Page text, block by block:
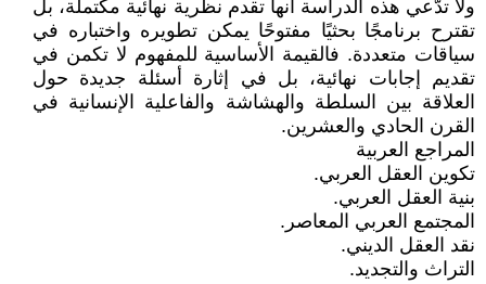
ولا تدّعي هذه الدراسة أنها تقدم نظرية نهائية مكتملة، بل
تقترح برنامجًا بحثيًا مفتوحًا يمكن تطويره واختباره في
سياقات متعددة. فالقيمة الأساسية للمفهوم لا تكمن في
تقديم إجابات نهائية، بل في إثارة أسئلة جديدة حول
العلاقة بين السلطة والهشاشة والفاعلية الإنسانية في
القرن الحادي والعشرين.
المراجع العربية
تكوين العقل العربي.
بنية العقل العربي.
المجتمع العربي المعاصر.
نقد العقل الديني.
التراث والتجديد.